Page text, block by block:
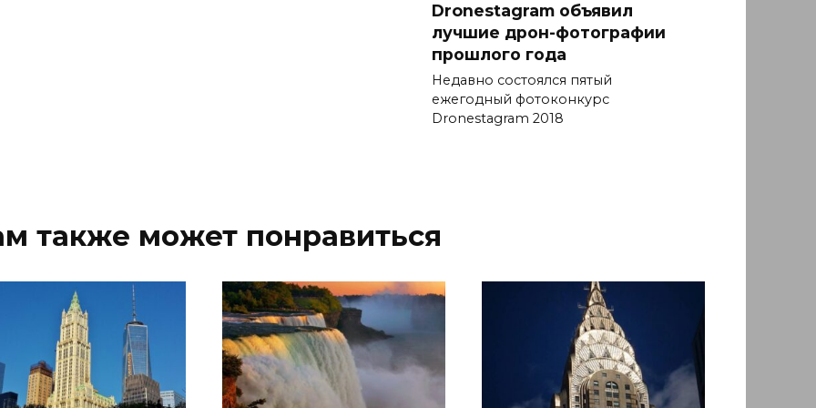
Dronestagram объявил
лучшие дрон-фотографии
прошлого года
Недавно состоялся пятый
ежегодный фотоконкурс
Dronestagram 2018
также может понравиться